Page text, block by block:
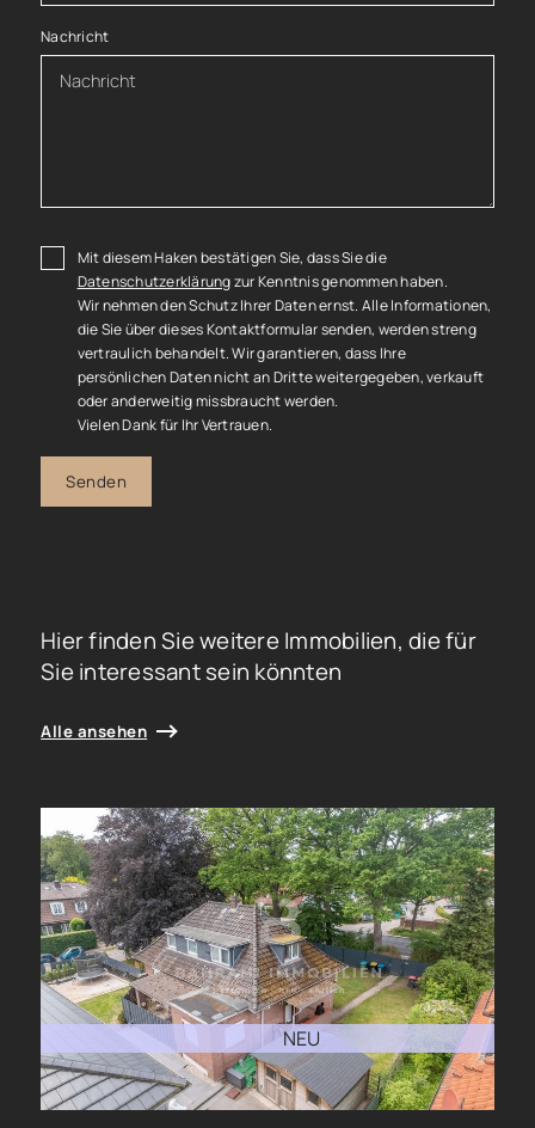
Nachricht
Mit diesem Haken bestätigen Sie, dass Sie die
Datenschutzerklärungzur Kenntnis genommen haben.
Wir nehmen den Schutz Ihrer Daten ernst. Alle Informationen,
die Sie über dieses Kontaktformular senden, werden streng
vertraulich behandelt. Wir garantieren, dass Ihre
persönlichen Daten nicht an Dritte weitergegeben, verkauft
oder anderweitig missbraucht werden.
Vielen Dank für Ihr Vertrauen.
Senden
Hier finden Sie weitere Immobilien, die für
Sie interessant sein könnten
Alle ansehen
NEU